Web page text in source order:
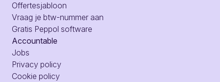
Offertesjabloon
Vraag je btw-nummer aan
Gratis Peppol software
Accountable
Jobs
Privacy policy
Cookie policy